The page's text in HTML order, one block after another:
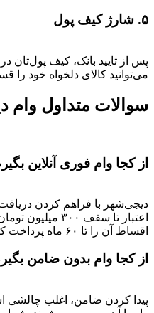
۵. شارژ کیف پول
پس از تایید بانک، کیف
می‌توانید کالای دلخواه خود را
سوالات متداول وام
از کجا وام فوری آنلاین
دیجی‌شهر با فراهم کردن
اعتبار تا سقف
اقساط آن را تا ۶۰ ماه پرداخت کنید.
از کجا وام بدون ضامن
پیدا کردن ضامن، اغلب چالشی